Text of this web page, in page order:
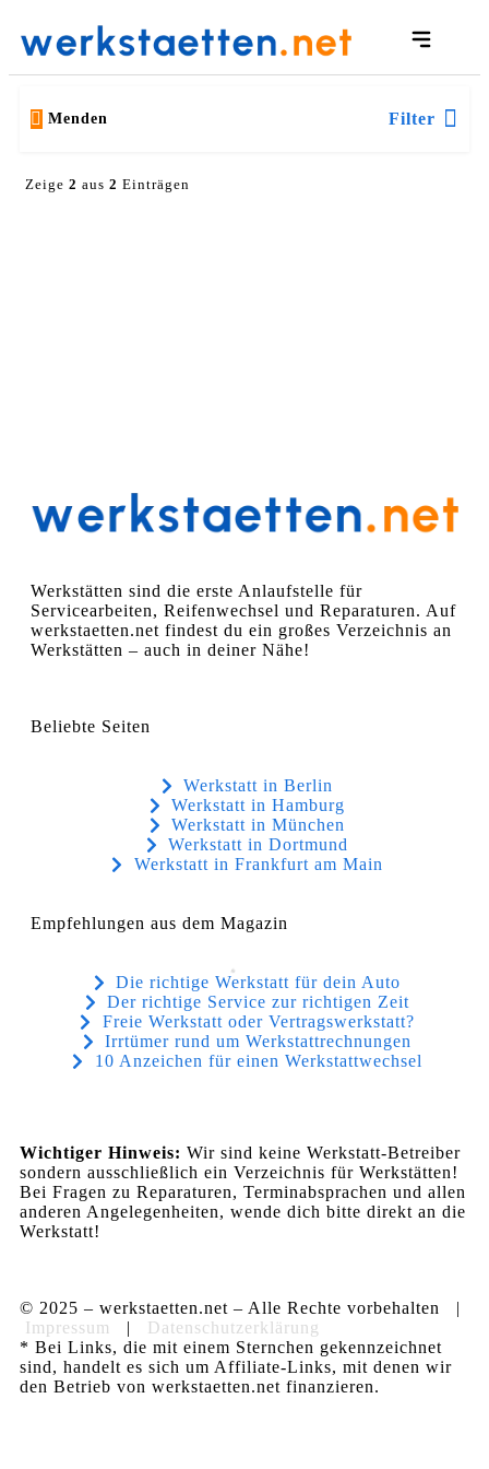
Menden Filter
Zeige 2 aus 2 Einträgen
Werkstätten sind die erste Anlaufstelle für
Servicearbeiten, Reifenwechsel und Reparaturen. Auf
werkstaetten.net findest du ein großes Verzeichnis an
Werkstätten – auch in deiner Nähe!
Beliebte Seiten
Werkstatt in Berlin
Werkstatt in Hamburg
Werkstatt in München
Werkstatt in Dortmund
Werkstatt in Frankfurt am Main
Empfehlungen aus dem Magazin
Die richtige Werkstatt für dein Auto
Der richtige Service zur richtigen Zeit
Freie Werkstatt oder Vertragswerkstatt?
Irrtümer rund um Werkstattrechnungen
10 Anzeichen für einen Werkstattwechsel
Wichtiger Hinweis: Wir sind keine Werkstatt-Betreiber
sondern ausschließlich ein Verzeichnis für Werkstätten!
Bei Fragen zu Reparaturen, Terminabsprachen und allen
anderen Angelegenheiten, wende dich bitte direkt an die
Werkstatt!
© 2025 – werkstaetten.net – Alle Rechte vorbehalten |
Impressum
| Datenschutzerklärung
* Bei Links, die mit einem Sternchen gekennzeichnet
sind, handelt es sich um Affiliate-Links, mit denen wir
den Betrieb von werkstaetten.net finanzieren.